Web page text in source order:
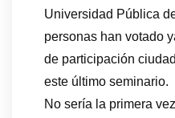
Universidad Pública
personas han votado
de participación
este último seminario.
No sería la primera